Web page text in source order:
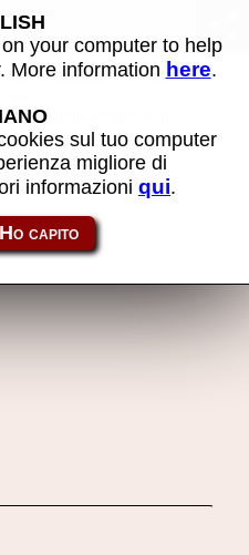
all'autore del sito, fare
preferibile utilizzare il
progetto.
your computer to help
More information here.
sul tuo computer
migliore di
informazioni qui.